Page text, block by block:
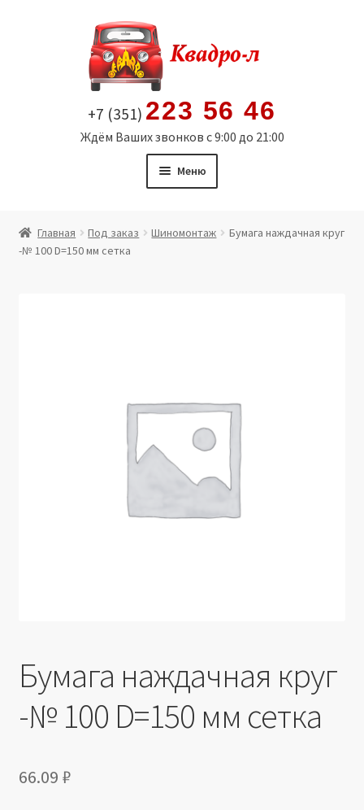
содержимому
+7 (351) 223 56 46
Ждём Ваших звонков с 9:00 до 21:00
Меню
Витрина
Юридические данные
Главная Под заказ Шиномонтаж
Бумага наждачная круг
-№ 100 D=150 мм сетка
Бумага наждачная круг
-№ 100 D=150 мм сетка
66.09 ₽